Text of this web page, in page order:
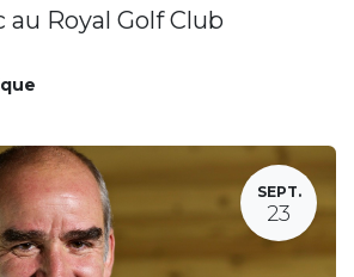
au Royal Golf Club
SEPT.
23